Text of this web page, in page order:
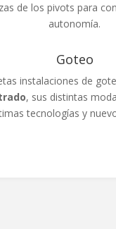
de los pivots para
autonomía.
Goteo
instalaciones de
, sus distintas
tecnologías y